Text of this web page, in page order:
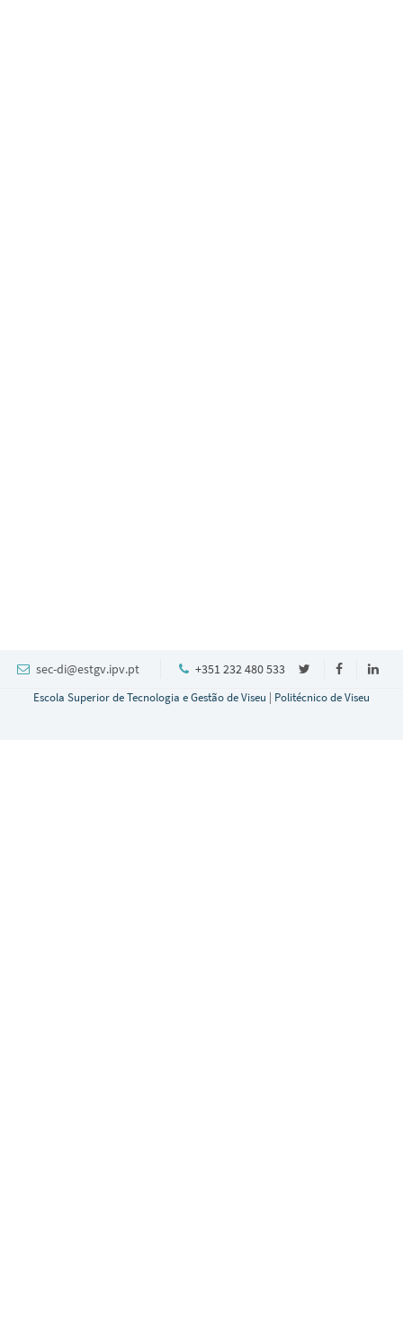
sec-di@estgv.ipv.pt +351 232 480 533
Escola Superior de Tecnologia e Gestão de Viseu | Politécnico de Viseu